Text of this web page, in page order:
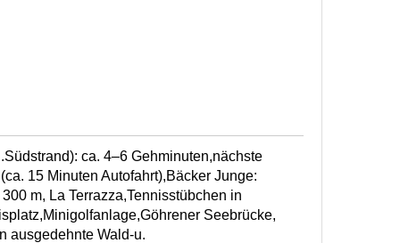
ca. 4–6 Gehminuten,nächste
15 Minuten Autofahrt),Bäcker Junge:
m, La Terrazza,Tennisstübchen in
Seebrücke,
ausgedehnte Wald-u.